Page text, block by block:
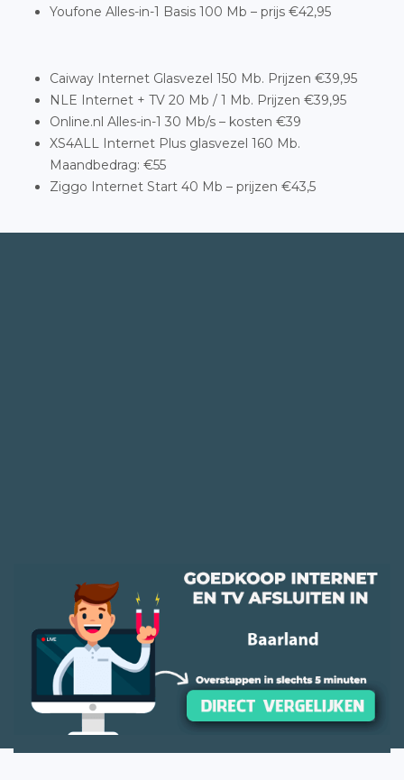
Youfone Alles-in-1 Basis 100 Mb – prijs €42,95
Caiway Internet Glasvezel 150 Mb. Prijzen €39,95
NLE Internet + TV 20 Mb / 1 Mb. Prijzen €39,95
Online.nl Alles-in-1 30 Mb/s – kosten €39
XS4ALL Internet Plus glasvezel 160 Mb.
Maandbedrag: €55
Ziggo Internet Start 40 Mb – prijzen €43,5